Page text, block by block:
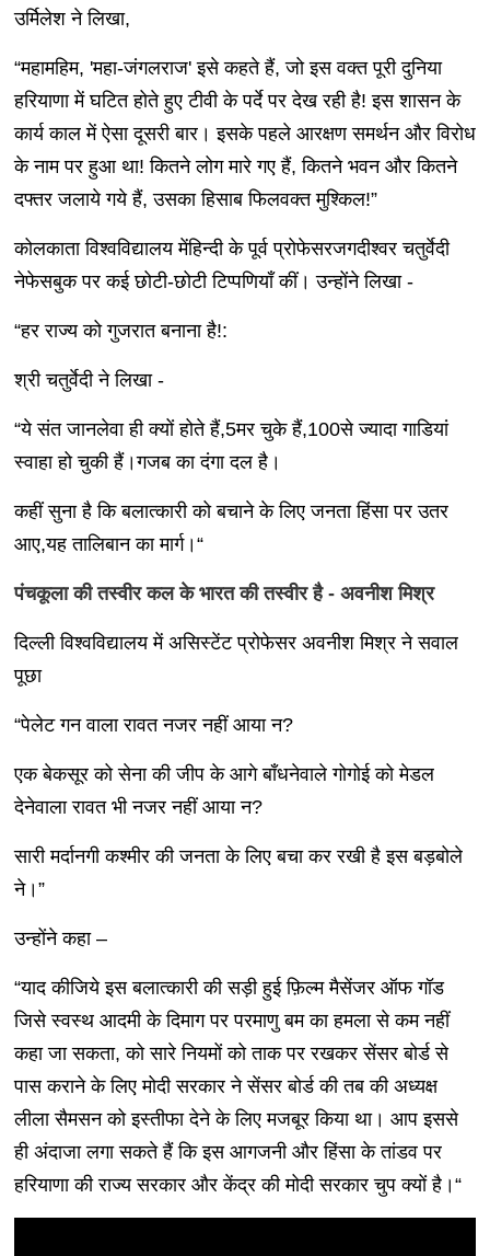
उर्मिलेश ने लिखा,
“महामहिम, 'महा-जंगलराज' इसे कहते हैं, जो इस वक्त पूरी दुनिया
हरियाणा में घटित होते हुए टीवी के पर्दे पर देख रही है! इस शासन के
कार्य काल में ऐसा दूसरी बार। इसके पहले आरक्षण समर्थन और विरोध
के नाम पर हुआ था! कितने लोग मारे गए हैं, कितने भवन और कितने
दफ्तर जलाये गये हैं, उसका हिसाब फिलवक्त मुश्किल!”
कोलकाता विश्वविद्यालय मेंहिन्दी के पूर्व प्रोफेसरजगदीश्वर चतुर्वेदी
नेफेसबुक पर कई छोटी-छोटी टिप्पणियाँ कीं। उन्होंने लिखा -
“हर राज्य को गुजरात बनाना है!:
श्री चतुर्वेदी ने लिखा -
“ये संत जानलेवा ही क्यों होते हैं,5मर चुके हैं,100से ज्यादा गाडियां
स्वाहा हो चुकी हैं।गजब का दंगा दल है।
कहीं सुना है कि बलात्कारी को बचाने के लिए जनता हिंसा पर उतर
आए,यह तालिबान का मार्ग।“
पंचकूला की तस्वीर कल के भारत की तस्वीर है- अवनीश मिश्र
दिल्ली विश्वविद्यालय में असिस्टेंट प्रोफेसर अवनीश मिश्र ने सवाल
पूछा
“पेलेट गन वाला रावत नजर नहीं आया न?
एक बेकसूर को सेना की जीप के आगे बाँधनेवाले गोगोई को मेडल
देनेवाला रावत भी नजर नहीं आया न?
सारी मर्दानगी कश्मीर की जनता के लिए बचा कर रखी है इस बड़बोले
ने।”
उन्होंने कहा –
“याद कीजिये इस बलात्कारी की सड़ी हुई फ़िल्म मैसेंजर ऑफ गॉड
जिसे स्वस्थ आदमी के दिमाग पर परमाणु बम का हमला से कम नहीं
कहा जा सकता, को सारे नियमों को ताक पर रखकर सेंसर बोर्ड से
पास कराने के लिए मोदी सरकार ने सेंसर बोर्ड की तब की अध्यक्ष
लीला सैमसन को इस्तीफा देने के लिए मजबूर किया था। आप इससे
ही अंदाजा लगा सकते हैं कि इस आगजनी और हिंसा के तांडव पर
हरियाणा की राज्य सरकार और केंद्र की मोदी सरकार चुप क्यों है।“